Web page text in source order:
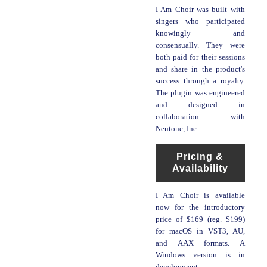
I Am Choir was built with
singers who participated
knowingly and
consensually. They were
both paid for their sessions
and share in the product's
success through a royalty.
The plugin was engineered
and designed in
collaboration with
Neutone, Inc.
Pricing &
Availability
I Am Choir is available
now for the introductory
price of $169 (reg. $199)
for macOS in VST3, AU,
and AAX formats. A
Windows version is in